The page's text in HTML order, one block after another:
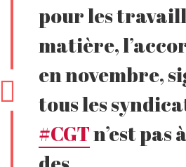
pour les
matière,
en novembre,
tous les
#CGTn’est